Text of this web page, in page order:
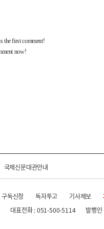
국제신문대관안내
구독신청 독자투고 기사제보
대표전화 : 051-500-5114 발행